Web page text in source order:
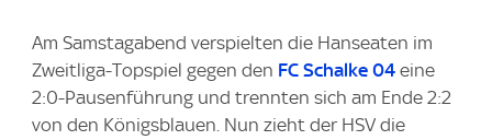
Am Samstagabend verspielten die Hanseaten im
Zweitliga-Topspiel gegen den FC Schalke 04 eine
2:0-Pausenführung und trennten sich am Ende 2:2
von den Königsblauen. Nun zieht der HSV die